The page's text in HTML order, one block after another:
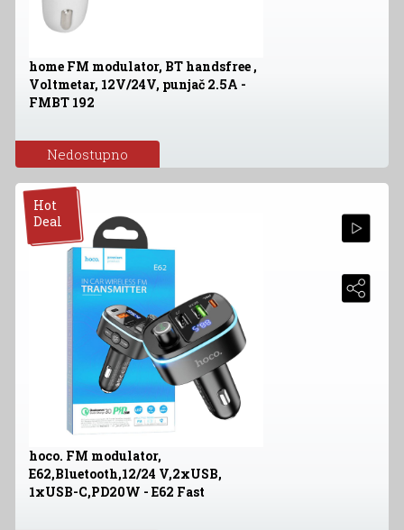
home FM modulator, BT handsfree ,
Voltmetar, 12V/24V, punjač 2.5A -
FMBT 192
Nedostupno
Hot
Deal
hoco. FM modulator,
E62,Bluetooth,12/24 V,2xUSB,
1xUSB-C,PD20W - E62 Fast